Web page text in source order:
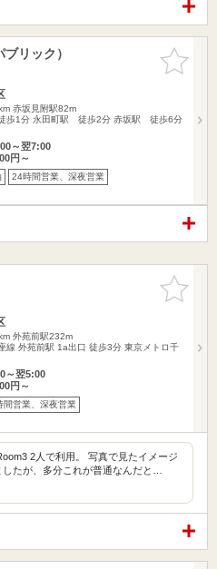
お気に入
りに追加
リック）
赤坂見附駅82m
歩1分 永田町駅 徒歩2分 赤坂駅 徒歩6分
～翌7:00
円～
24時間営業、深夜営業
お気に入
りに追加
外苑前駅232m
線 外苑前駅 1a出口 徒歩3分 東京メトロ千
～翌5:00
円～
間営業、深夜営業
2人で利用。 写真で見たイメージ
たが、多分これが普通なんだと…